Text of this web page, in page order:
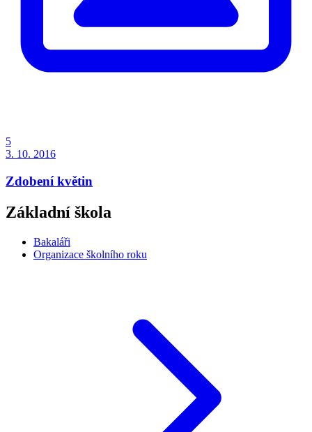
5
3. 10. 2016
Zdobení květin
Základní škola
Bakaláři
Organizace školního roku